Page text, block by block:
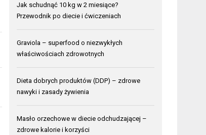
Jak schudnąć 10 kg w 2 miesiące?
Przewodnik po diecie i ćwiczeniach
Graviola – superfood o niezwykłych
właściwościach zdrowotnych
Dieta dobrych produktów (DDP) – zdrowe
nawyki i zasady żywienia
Masło orzechowe w diecie odchudzającej –
zdrowe kalorie i korzyści